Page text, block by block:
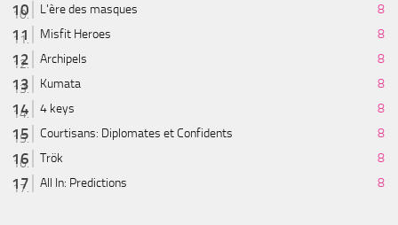
L'ère des masques
8
Misfit Heroes
8
Archipels
8
Kumata
8
4 keys
8
Courtisans: Diplomates et Confidents
8
Trök
8
All In: Predictions
8